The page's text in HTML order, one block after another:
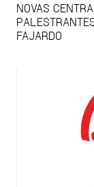
NOVAS
FAJARDO